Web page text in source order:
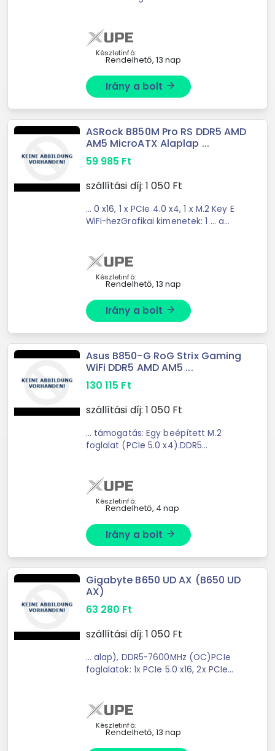
1× PCIe 4.0 x16 (x4 mód) • M ...
Készletinfó:
Rendelhető, 13 nap
Irány a bolt arrow_forward
ASRock B850M Pro RS DDR5 AMD
AM5 MicroATX Alaplap ...
59 985 Ft
szállítási díj: 1 050Ft
... 0 x16, 1 x PCIe 4.0 x4, 1 x M.2 Key E
WiFi-hezGrafikai kimenetek: 1 ... a
5.0, ami nagyobb sávszélességet és
Készletinfó:
Rendelhető, 13 nap
Irány a bolt arrow_forward
Asus B850-G RoG Strix Gaming
WiFi DDR5 AMD AM5 ...
130 115 Ft
szállítási díj: 1 050Ft
... támogatás: Egy beépített M.2
foglalat (PCIe 5.0 x4).DDR5
foglalatok: 1 x PCIe 5.0 x16 SafeSlot
Készletinfó:
Rendelhető, 4 nap
Irány a bolt arrow_forward
Gigabyte B650 UD AX (B650 UD
AX)
63 280 Ft
szállítási díj: 1 050Ft
... alap), DDR5-7600MHz (OC)PCIe
foglalatok: 1x PCIe 5.0 x16, 2x PCIe
PCIe 5.0 technológia pedig
maximalizálja a bővítési ...
Készletinfó:
Rendelhető, 13 nap